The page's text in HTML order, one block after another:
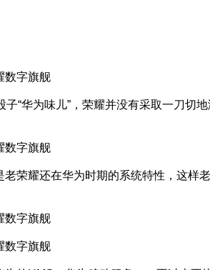
“华为味儿”，荣耀并没有采取一刀切
荣耀还在华为时期的系统特性，这样